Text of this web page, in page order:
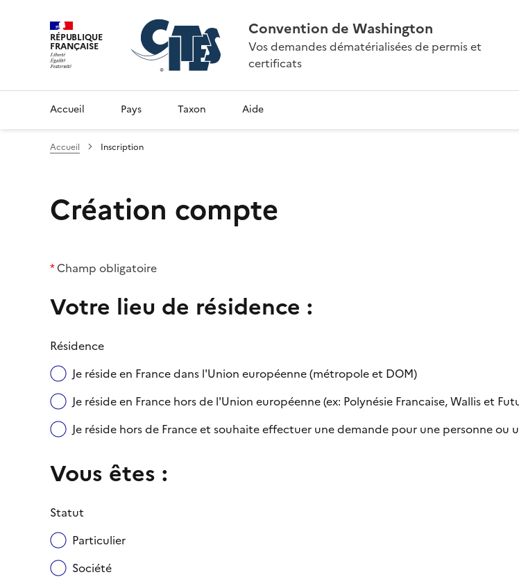
RÉPUBLIQUE
FRANÇAISE
Convention de Washington
Vos demandes dématérialisées de permis et
certificats
Accueil Pays Taxon Aide
Accueil Inscription
Création compte
*Champ obligatoire
Votre lieu de résidence :
Résidence
Je réside en France dans l'Union européenne (métropole et DOM)
Je réside en France hors de l'Union européenne (ex: Polynésie Francaise, Wallis et
Je réside hors de France et souhaite effectuer une demande pour une personne ou
Vous êtes :
Statut
Particulier
Société